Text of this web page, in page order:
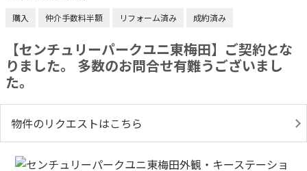
購入 仲介手数料半額 リフォーム済み 成約済み
【センチュリーパークユニ東梅田】ご契約とな
りました。 多数のお問合せ有難うございまし
た。
物件のリクエストはこちら